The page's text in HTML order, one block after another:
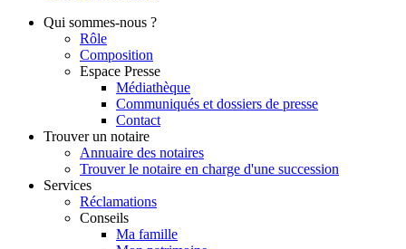
Qui sommes-nous ?
Rôle
Composition
Espace Presse
Médiathèque
Communiqués et dossiers de presse
Contact
Trouver un notaire
Annuaire des notaires
Trouver le notaire en charge d'une succession
Services
Réclamations
Conseils
Ma famille